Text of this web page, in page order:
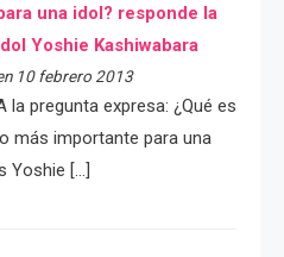
una idol? responde la
Yoshie Kashiwabara
10 febrero 2013
la pregunta expresa: ¿Qué es
más importante para una
Yoshie […]